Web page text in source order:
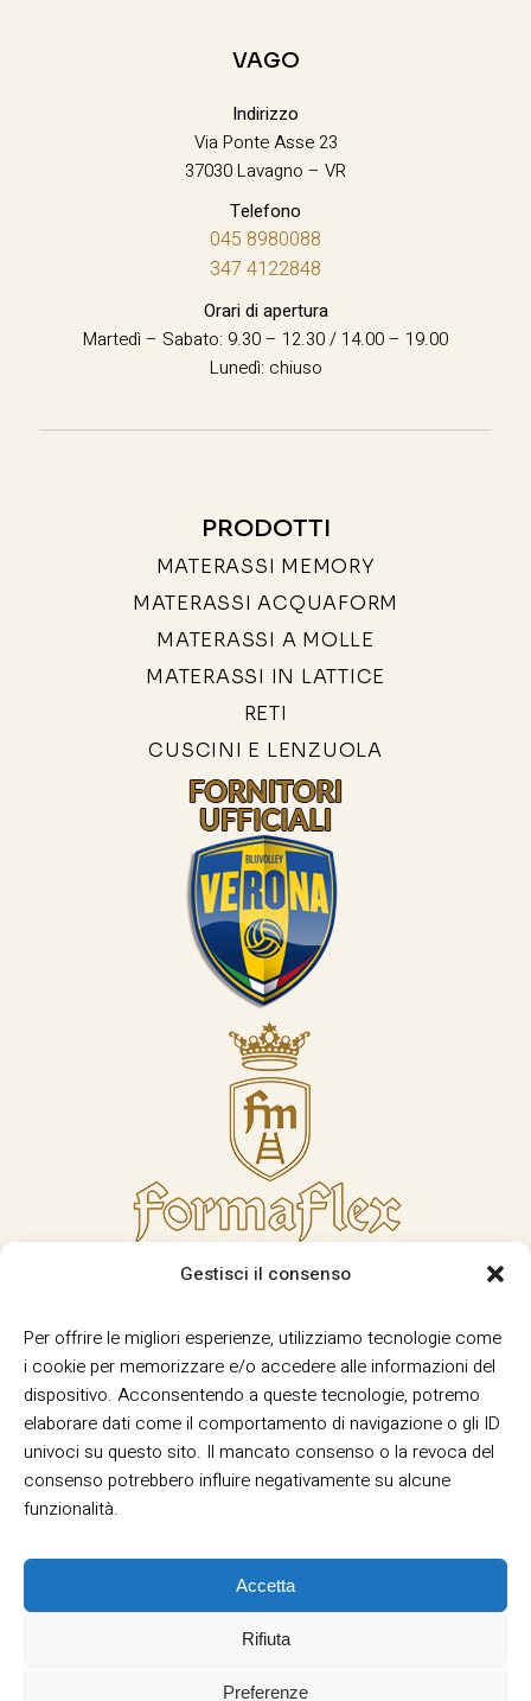
Gestisci il consenso
Per offrire le migliori esperienze, utilizziamo tecnologie come
i cookie per memorizzare e/o accedere alle informazioni del
dispositivo. Acconsentendo a queste tecnologie, potremo
elaborare dati come il comportamento di navigazione o gli ID
univoci su questo sito. Il mancato consenso o la revoca del
consenso potrebbero influire negativamente su alcune
funzionalità.
Accetta
Rifiuta
Preferenze
VAGO
Indirizzo
Via Ponte Asse 23
37030 Lavagno – VR
Telefono
045 8980088
347 4122848
Orari di apertura
Martedì – Sabato: 9.30 – 12.30 / 14.00 – 19.00
Lunedì: chiuso
PRODOTTI
MATERASSI MEMORY
MATERASSI ACQUAFORM
MATERASSI A MOLLE
MATERASSI IN LATTICE
RETI
CUSCINI E LENZUOLA
Privacy
Cookie